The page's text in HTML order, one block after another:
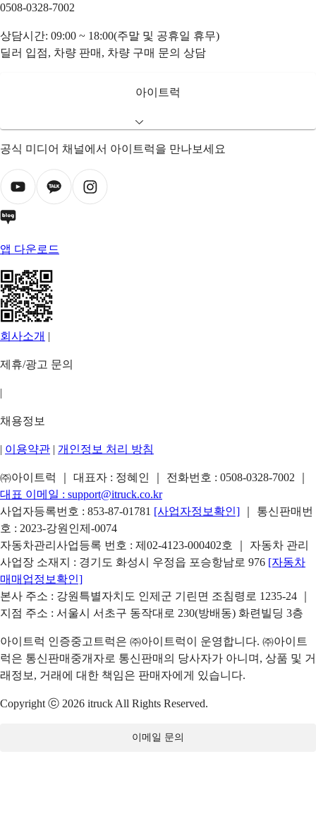
0508-0328-7002
상담시간: 09:00 ~ 18:00(주말 및 공휴일 휴무)
딜러 입점, 차량 판매, 차량 구매 문의 상담
아이트럭
공식 미디어 채널에서 아이트럭을 만나보세요
앱 다운로드
회사소개 |
제휴/광고 문의
|
채용정보
| 이용약관 | 개인정보 처리 방침
㈜아이트럭 ｜ 대표자 : 정혜인 ｜ 전화번호 : 0508-0328-7002
대표 이메일 : support@itruck.co.kr
사업자등록번호 : 853-87-01781 [사업자정보확인]
｜ 통신판매번
호 : 2023-강원인제-0074
자동차관리사업등록 번호 : 제02-4123-000402호 ｜ 자동차 관리
사업장 소재지 : 경기도 화성시 우정읍 포승항남로 976 [자동차
매매업정보확인]
본사 주소 : 강원특별자치도 인제군 기린면 조침령로 1235-24 ｜
지점 주소 : 서울시 서초구 동작대로 230(방배동) 화련빌딩 3층
아이트럭 인증중고트럭은 ㈜아이트럭이 운영합니다. ㈜아이트
럭은 통신판매중개자로 통신판매의 당사자가 아니며, 상품 및 거
래정보, 거래에 대한 책임은 판매자에게 있습니다.
Copyright ⓒ 2026 itruck All Rights Reserved.
이메일 문의